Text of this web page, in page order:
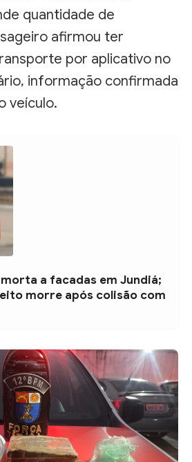
quantidade de
afirmou ter
por aplicativo no
informação confirmada
veículo.
a facadas em Jundiá;
morre após colisão com